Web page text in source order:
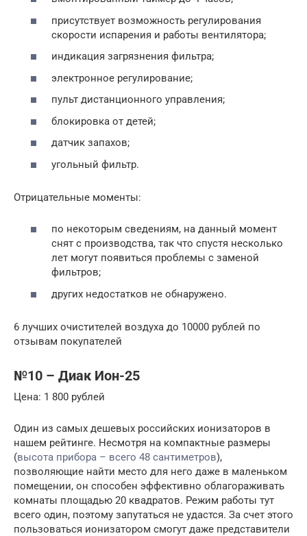
присутствует возможность регулирования
скорости испарения и работы вентилятора;
индикация загрязнения фильтра;
электронное регулирование;
пульт дистанционного управления;
блокировка от детей;
датчик запахов;
угольный фильтр.
Отрицательные моменты:
по некоторым сведениям, на данный момент
снят с производства, так что спустя несколько
лет могут появиться проблемы с заменой
фильтров;
других недостатков не обнаружено.
6 лучших очистителей воздуха до 10000 рублей по
отзывам покупателей
№10 – Диак Ион-25
Цена: 1 800 рублей
Один из самых дешевых российских ионизаторов в
нашем рейтинге. Несмотря на компактные размеры
(высота прибора – всего 48 сантиметров),
позволяющие найти место для него даже в маленьком
помещении, он способен эффективно облагораживать
комнаты площадью 20 квадратов. Режим работы тут
всего один, поэтому запутаться не удастся. За счет этого
пользоваться ионизатором смогут даже представители